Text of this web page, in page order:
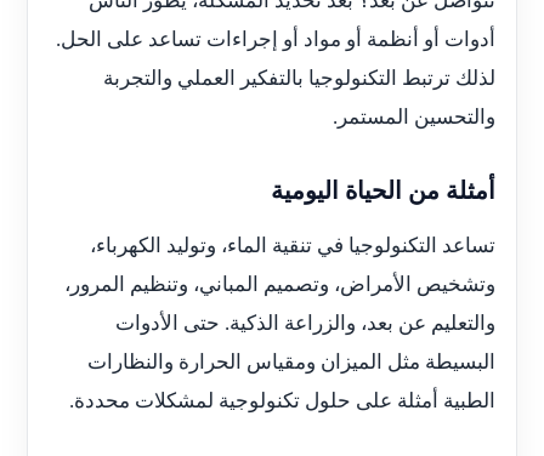
أدوات أو أنظمة أو مواد أو إجراءات تساعد على الحل.
لذلك ترتبط التكنولوجيا بالتفكير العملي والتجربة
والتحسين المستمر.
أمثلة من الحياة اليومية
تساعد التكنولوجيا في تنقية الماء، وتوليد الكهرباء،
وتشخيص الأمراض، وتصميم المباني، وتنظيم المرور،
والتعليم عن بعد، والزراعة الذكية. حتى الأدوات
البسيطة مثل الميزان ومقياس الحرارة والنظارات
الطبية أمثلة على حلول تكنولوجية لمشكلات محددة.